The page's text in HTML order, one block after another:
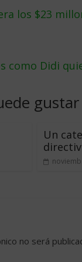
los $23
como Didi
gustar
Un
no será